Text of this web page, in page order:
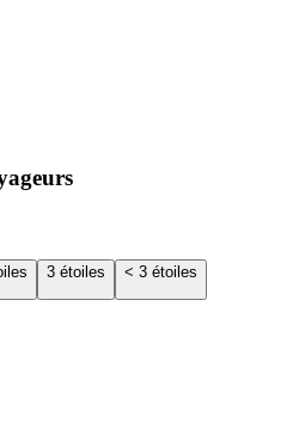
3 étoiles < 3 étoiles